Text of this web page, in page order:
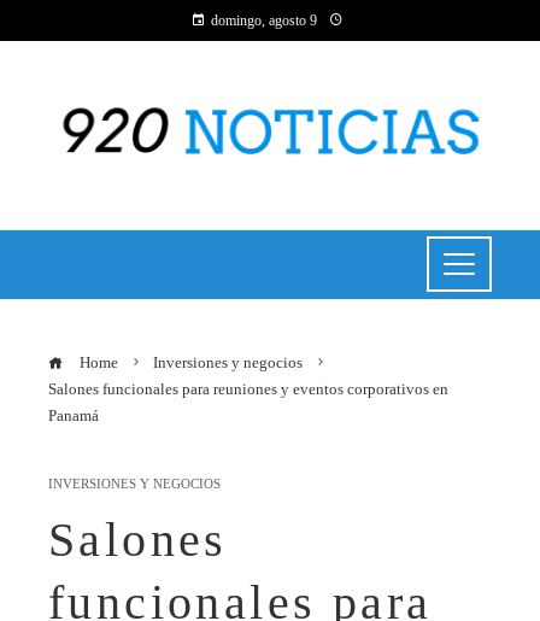
domingo, agosto 9
Home
Inversiones y negocios
Salones funcionales para reuniones y eventos corporativos en
Panamá
INVERSIONES Y NEGOCIOS
Salones
funcionales para